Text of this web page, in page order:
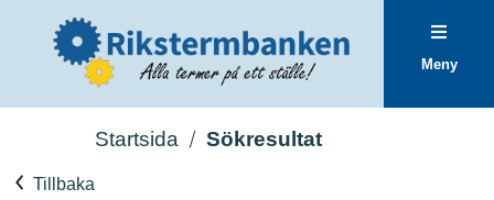
Meny
Startsida Sökresultat
Tillbaka